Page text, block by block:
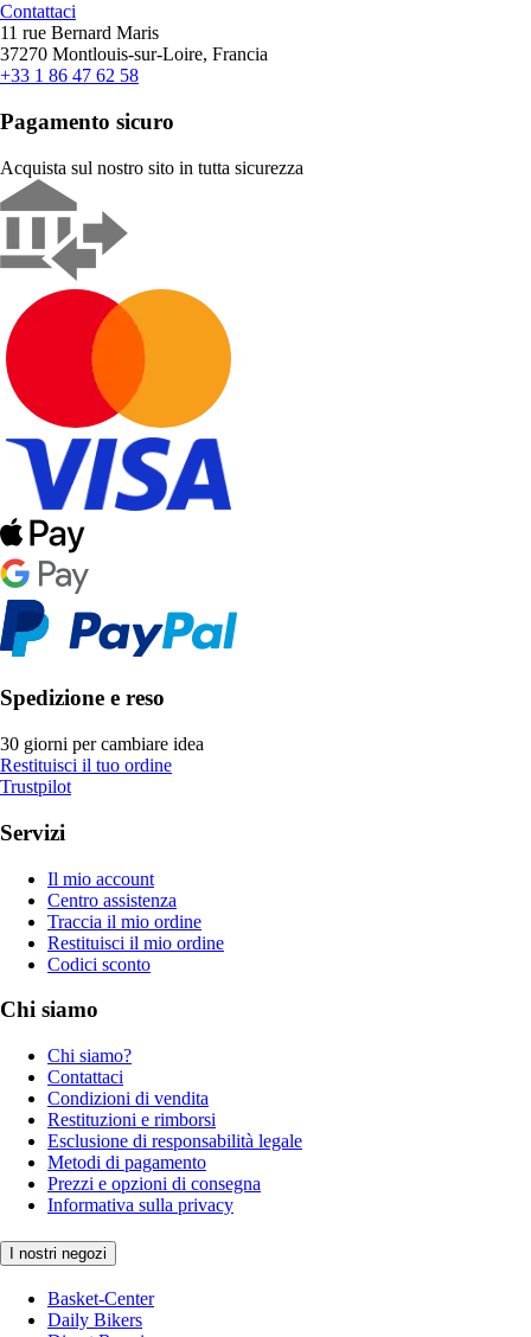
Contattaci
11 rue Bernard Maris
37270 Montlouis-sur-Loire, Francia
+33 1 86 47 62 58
Pagamento sicuro
Acquista sul nostro sito in tutta sicurezza
Spedizione e reso
30 giorni per cambiare idea
Restituisci il tuo ordine
Trustpilot
Servizi
Il mio account
Centro assistenza
Traccia il mio ordine
Restituisci il mio ordine
Codici sconto
Chi siamo
Chi siamo?
Contattaci
Condizioni di vendita
Restituzioni e rimborsi
Esclusione di responsabilità legale
Metodi di pagamento
Prezzi e opzioni di consegna
Informativa sulla privacy
I nostri negozi
Basket-Center
Daily Bikers